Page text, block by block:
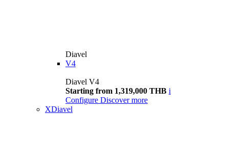
Diavel
V4
Diavel V4
Starting from 1,319,000 THB i
Configure Discover more
XDiavel